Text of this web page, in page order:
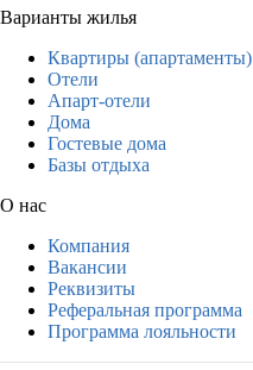
Варианты жилья
Квартиры (апартаменты)
Отели
Апарт-отели
Дома
Гостевые дома
Базы отдыха
О нас
Компания
Вакансии
Реквизиты
Реферальная программа
Программа лояльности